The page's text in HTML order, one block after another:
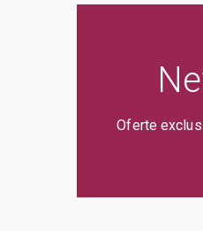
Oferte